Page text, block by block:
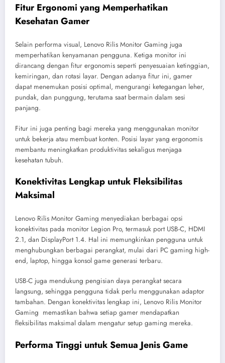
Fitur Ergonomi yang Memperhatikan
Kesehatan Gamer
Selain performa visual, Lenovo Rilis Monitor Gaming juga
memperhatikan kenyamanan pengguna. Ketiga monitor ini
dirancang dengan fitur ergonomis seperti penyesuaian ketinggian,
kemiringan, dan rotasi layar. Dengan adanya fitur ini, gamer
dapat menemukan posisi optimal, mengurangi ketegangan leher,
pundak, dan punggung, terutama saat bermain dalam sesi
panjang.
Fitur ini juga penting bagi mereka yang menggunakan monitor
untuk bekerja atau membuat konten. Posisi layar yang ergonomis
membantu meningkatkan produktivitas sekaligus menjaga
kesehatan tubuh.
Konektivitas Lengkap untuk Fleksibilitas
Maksimal
Lenovo Rilis Monitor Gaming menyediakan berbagai opsi
konektivitas pada monitor Legion Pro, termasuk port USB-C, HDMI
2.1, dan DisplayPort 1.4. Hal ini memungkinkan pengguna untuk
menghubungkan berbagai perangkat, mulai dari PC gaming high-
end, laptop, hingga konsol game generasi terbaru.
USB-C juga mendukung pengisian daya perangkat secara
langsung, sehingga pengguna tidak perlu menggunakan adaptor
tambahan. Dengan konektivitas lengkap ini, Lenovo Rilis Monitor
Gaming memastikan bahwa setiap gamer mendapatkan
fleksibilitas maksimal dalam mengatur setup gaming mereka.
Performa Tinggi untuk Semua Jenis Game